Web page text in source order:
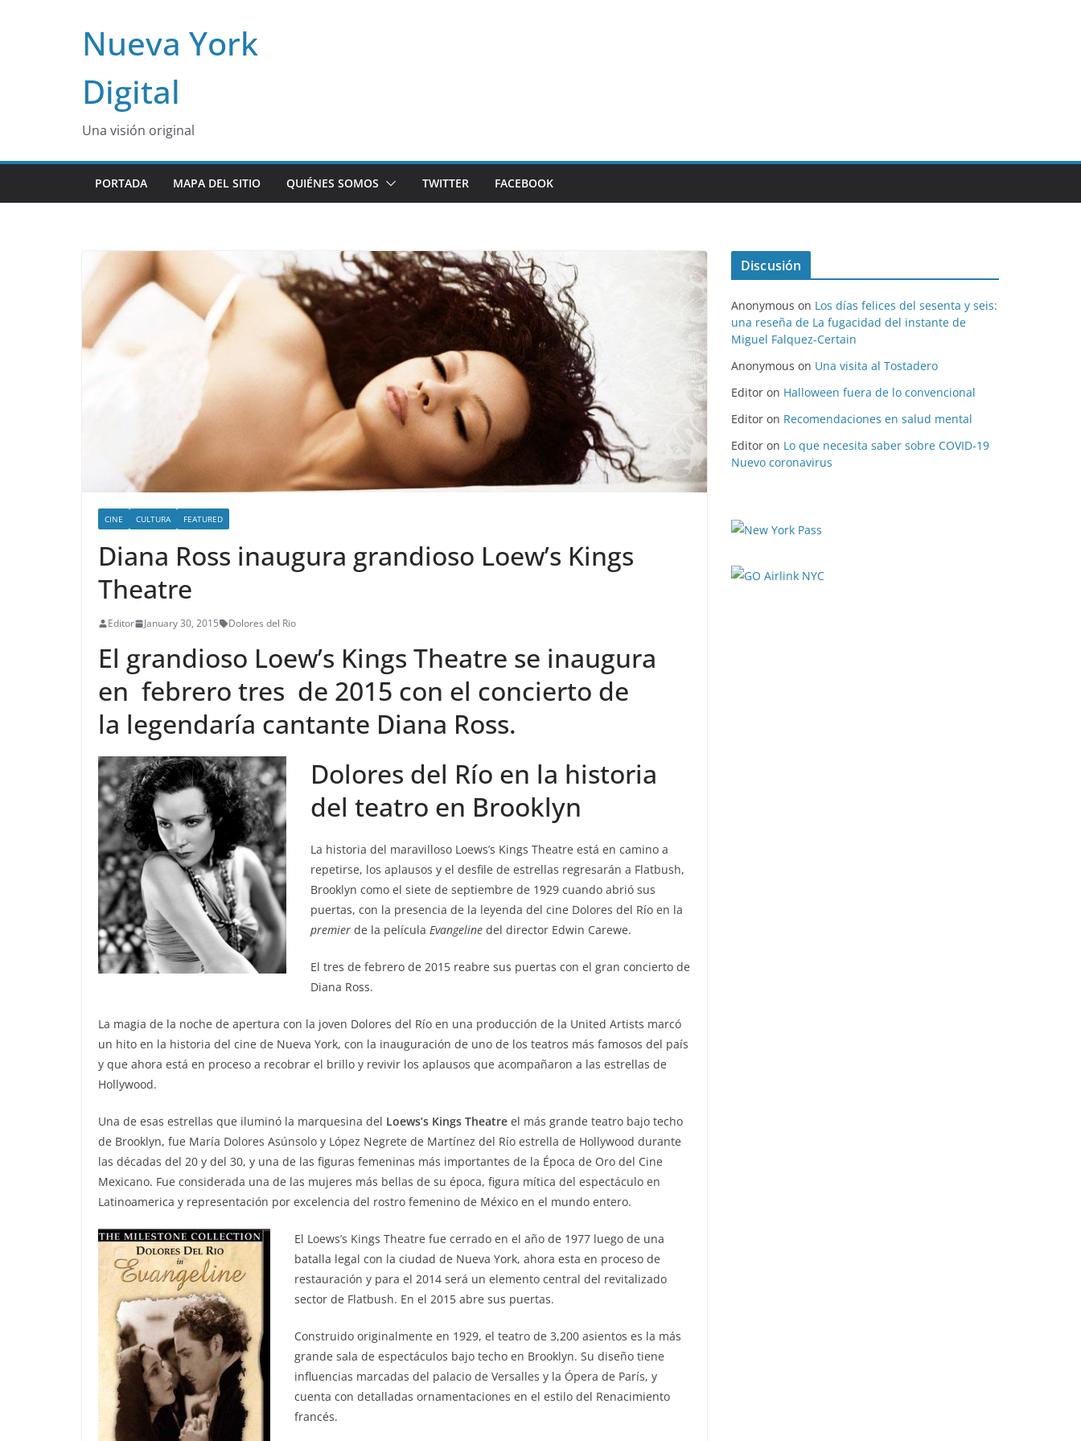
Nueva York
Digital
Una visión original
PORTADA MAPA DEL SITIO QUIÉNES SOMOS TWITTER FACEBOOK
CINE CULTURA FEATURED
Diana Ross inaugura grandioso Loew’s Kings
Theatre
Editor January 30, 2015 Dolores del Rio
El grandioso Loew’s Kings Theatre se inaugura
en febrero tres de 2015 con el concierto de
la legendaría cantante Diana Ross.
Dolores del Río en la historia
del teatro en Brooklyn
La historia del maravilloso Loews’s Kings Theatre está en camino a
repetirse, los aplausos y el desfile de estrellas regresarán a Flatbush,
Brooklyn como el siete de septiembre de 1929 cuando abrió sus
puertas, con la presencia de la leyenda del cine Dolores del Río en la
premier de la película Evangeline del director Edwin Carewe.
El tres de febrero de 2015 reabre sus puertas con el gran concierto de
Diana Ross.
La magia de la noche de apertura con la joven Dolores del Río en una producción de la United Artists marcó
un hito en la historia del cine de Nueva York, con la inauguración de uno de los teatros más famosos del país
y que ahora está en proceso a recobrar el brillo y revivir los aplausos que acompañaron a las estrellas de
Hollywood.
Una de esas estrellas que iluminó la marquesina del Loews’s Kings Theatre el más grande teatro bajo techo
de Brooklyn, fue María Dolores Asúnsolo y López Negrete de Martínez del Río estrella de Hollywood durante
las décadas del 20 y del 30, y una de las figuras femeninas más importantes de la Época de Oro del Cine
Mexicano. Fue considerada una de las mujeres más bellas de su época, figura mítica del espectáculo en
Latinoamerica y representación por excelencia del rostro femenino de México en el mundo entero.
El Loews’s Kings Theatre fue cerrado en el año de 1977 luego de una
batalla legal con la ciudad de Nueva York, ahora esta en proceso de
restauración y para el 2014 será un elemento central del revitalizado
sector de Flatbush. En el 2015 abre sus puertas.
Construido originalmente en 1929, el teatro de 3,200 asientos es la más
grande sala de espectáculos bajo techo en Brooklyn. Su diseño tiene
influencias marcadas del palacio de Versalles y la Ópera de París, y
cuenta con detalladas ornamentaciones en el estilo del Renacimiento
francés.
Discusión
Anonymous on Los días felices del sesenta y seis:
una reseña de La fugacidad del instante de
Miguel Falquez-Certain
Anonymous on Una visita al Tostadero
Editor on Halloween fuera de lo convencional
Editor on Recomendaciones en salud mental
Editor on Lo que necesita saber sobre COVID-19
Nuevo coronavirus